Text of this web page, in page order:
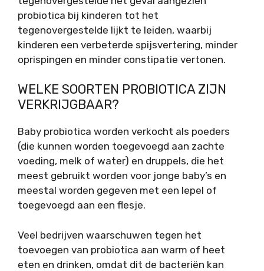
probiotica bij kinderen tot het
tegenovergestelde lijkt te leiden, waarbij
kinderen een verbeterde spijsvertering, minder
oprispingen en minder constipatie vertonen.
WELKE SOORTEN PROBIOTICA ZIJN
VERKRIJGBAAR?
Baby probiotica worden verkocht als poeders
(die kunnen worden toegevoegd aan zachte
voeding, melk of water) en druppels, die het
meest gebruikt worden voor jonge baby’s en
meestal worden gegeven met een lepel of
toegevoegd aan een flesje.
Veel bedrijven waarschuwen tegen het
toevoegen van probiotica aan warm of heet
eten en drinken, omdat dit de bacteriën kan